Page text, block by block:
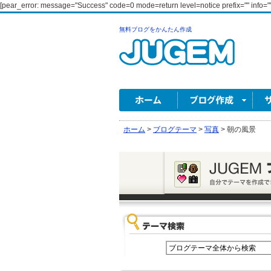
[pear_error: message="Success" code=0 mode=return level=notice prefix=""
無料ブログをかんたん作成
ホーム > ブログテーマ > 写真 > 朝の風景